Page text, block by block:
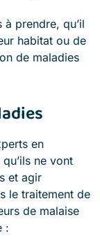
prendre, qu’il
habitat ou de
de maladies
en
ne vont
et agir
le traitement de
de malaise
: